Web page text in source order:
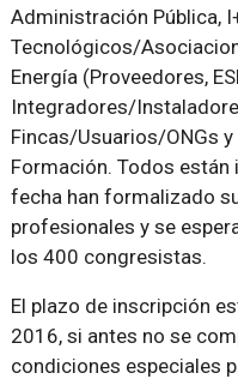
Administración Pública,
Tecnológicos/
Energía (Proveedores,
Integradores/
Fincas/Usuarios/ONGs
Formación. Todos están
fecha han formalizado
profesionales y se
los 400 congresistas.
El plazo de inscripción
2016, si antes no se
condiciones especiales